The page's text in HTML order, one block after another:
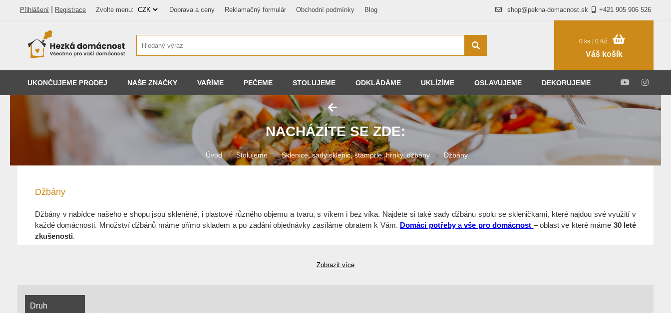
Přihlášení Registrace Zvolte menu: Doprava a ceny Reklamačný formulár Obchodní podmínky Blog +421 905 906 526
shop@pekna-domacnost.sk
0 ks | 0 Kč
Váš košík
UKONČUJEME PRODEJ NAŠE ZNAČKY VAŘÍME PEČEME STOLUJEME ODKLÁDÁME UKLÍZÍME OSLAVUJEME DEKORUJEME
NACHÁZÍTE SE ZDE:
Úvod Stolujeme Sklenice, sady sklenic, štamprle, hrnky, džbány Džbány
Džbány
Džbány v nabídce našeho e shopu jsou skleněné, i plastové různého objemu a tvaru, s víkem i bez víka. Najdete si také sady džbánu spolu se skleničkami, které najdou své využití v
každé domácnosti. Množství džbánů máme přímo skladem a po zadání objednávky zasíláme obratem k Vám. Domácí potřebyavše pro domácnost – oblast ve které máme 30 leté
zkušenosti.
Zobrazit více
Druh